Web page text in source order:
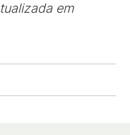
em